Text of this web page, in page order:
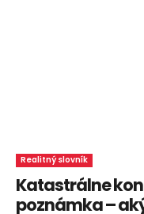
Realitný slovník
Katastrálne
poznámka –